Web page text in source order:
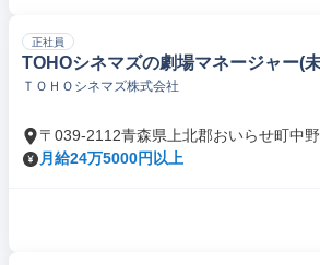
正社員
TOHOシネマズの劇場マネージャー(
ＴＯＨＯシネマズ株式会社
〒039-2112青森県上北郡おいらせ町中
月給24万5000円以上